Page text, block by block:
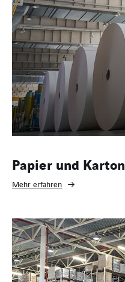
Papier und Karton
Mehr erfahren